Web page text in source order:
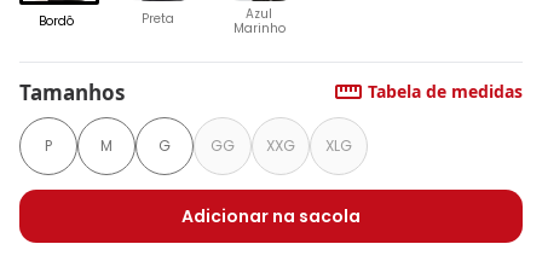
Bordô Preta
Azul
Marinho
Tamanhos Tabela de medidas
P M G GG XXG XLG
Adicionar na sacola